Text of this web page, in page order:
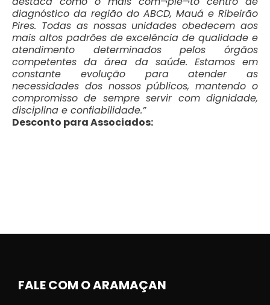
diagnóstico da região do ABCD, Mauá e Ribeirão
Pires. Todas as nossas unidades obedecem aos
mais altos padrões de excelência de qualidade e
atendimento determinados pelos órgãos
competentes da área da saúde. Estamos em
constante evolução para atender as
necessidades dos nossos públicos, mantendo o
compromisso de sempre servir com dignidade,
disciplina e confiabilidade.”
Desconto para Associados:
FALE COM O ARAMAÇAN